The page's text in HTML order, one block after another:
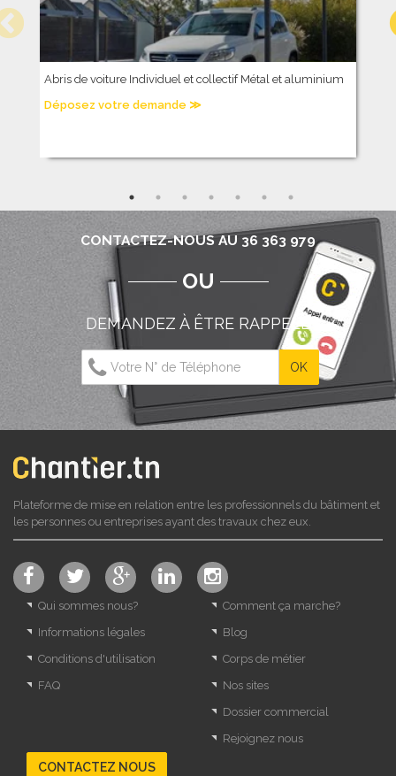
Abris de voiture Individuel et collectif Métal et aluminium
Déposez votre demande ≫
CONTACTEZ-NOUS AU 36 363 979
OU
DEMANDEZ À ÊTRE RAPPELÉ
Plateforme de mise en relation entre les professionnels du bâtiment et
les personnes ou entreprises ayant des travaux chez eux.
Qui sommes nous?
Informations légales
Conditions d'utilisation
FAQ
Comment ça marche?
Blog
Corps de métier
Nos sites
Dossier commercial
Rejoignez nous
CONTACTEZ NOUS